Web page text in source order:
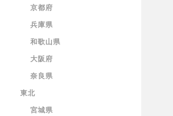
京都府
兵庫県
和歌山県
大阪府
奈良県
東北
宮城県